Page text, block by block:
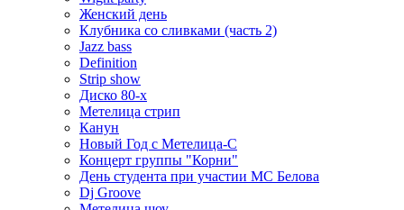
Женский день
Клубника со сливками (часть 2)
Jazz bass
Definition
Strip show
Диско 80-х
Метелица стрип
Канун
Новый Год с Метелица-С
Концерт группы "Корни"
День студента при участии МС Белова
Dj Groove